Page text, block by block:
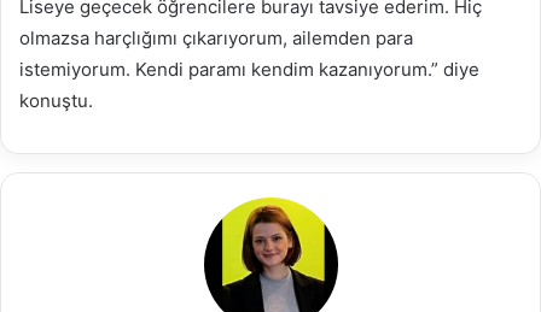
Liseye geçecek öğrencilere burayı tavsiye ederim. Hiç
olmazsa harçlığımı çıkarıyorum, ailemden para
istemiyorum. Kendi paramı kendim kazanıyorum.” diye
konuştu.